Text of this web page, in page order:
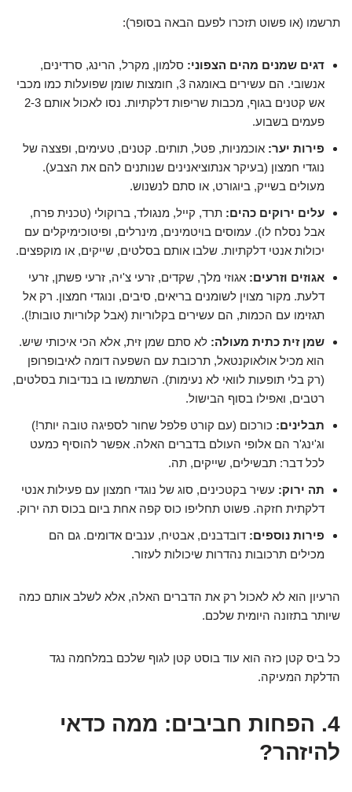
תרשמו (או פשוט תזכרו לפעם הבאה בסופר):
דגים שמנים מהים הצפוני: סלמון, מקרל, הרינג, סרדינים,
אנשובי. הם עשירים באומגה 3, חומצות שומן שפועלות כמו מכבי
אש קטנים בגוף, מכבות שריפות דלקתיות. נסו לאכול אותם 2-3
פעמים בשבוע.
פירות יער: אוכמניות, פטל, תותים. קטנים, טעימים, ופצצה של
נוגדי חמצון (בעיקר אנתוציאנינים שנותנים להם את הצבע).
מעולים בשייק, ביוגורט, או סתם לנשנוש.
עלים ירוקים כהים: תרד, קייל, מנגולד, ברוקולי (טכנית פרח,
אבל נסלח לו). עמוסים בויטמינים, מינרלים, ופיטוכימיקלים עם
יכולות אנטי דלקתיות. שלבו אותם בסלטים, שייקים, או מוקפצים.
אגוזים וזרעים: אגוזי מלך, שקדים, זרעי צ'יה, זרעי פשתן, זרעי
דלעת. מקור מצוין לשומנים בריאים, סיבים, ונוגדי חמצון. רק אל
תגזימו עם הכמות, הם עשירים בקלוריות (אבל קלוריות טובות!).
שמן זית כתית מעולה: לא סתם שמן זית, אלא הכי איכותי שיש.
הוא מכיל אולאוקנטאל, תרכובת עם השפעה דומה לאיבופרופן
(רק בלי תופעות לוואי לא נעימות). השתמשו בו בנדיבות בסלטים,
רטבים, ואפילו בסוף הבישול.
תבלינים: כורכום (עם קורט פלפל שחור לספיגה טובה יותר!)
וג'ינג'ר הם אלופי העולם בדברים האלה. אפשר להוסיף כמעט
לכל דבר: תבשילים, שייקים, תה.
תה ירוק: עשיר בקטכינים, סוג של נוגדי חמצון עם פעילות אנטי
דלקתית חזקה. פשוט תחליפו כוס קפה אחת ביום בכוס תה ירוק.
פירות נוספים: דובדבנים, אבטיח, ענבים אדומים. גם הם
מכילים תרכובות נהדרות שיכולות לעזור.
הרעיון הוא לא לאכול רק את הדברים האלה, אלא לשלב אותם כמה
שיותר בתזונה היומית שלכם.
כל ביס קטן כזה הוא עוד בוסט קטן לגוף שלכם במלחמה נגד
הדלקת המעיקה.
4. הפחות חביבים: ממה כדאי
להיזהר?